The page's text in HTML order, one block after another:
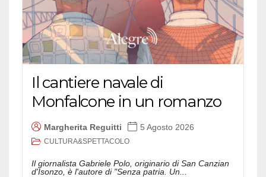
Il cantiere navale di
Monfalcone in un romanzo
Margherita Reguitti 5 Agosto 2026
CULTURA&SPETTACOLO
Il giornalista Gabriele Polo, originario di San Canzian
d'Isonzo, è l'autore di "Senza patria. Un...